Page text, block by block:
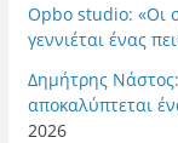
Opbo studio: «Οι
γεννιέται ένας
Δημήτρης
αποκαλύπτεται
2026